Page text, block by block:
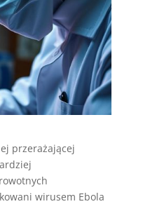
przerażającej
wirusem Ebola